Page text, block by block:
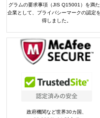
グラムの要求事項（JIS Q15001）を満
企業として、プライバシーマークの認定
得しました。
政府機関など世界30カ国、